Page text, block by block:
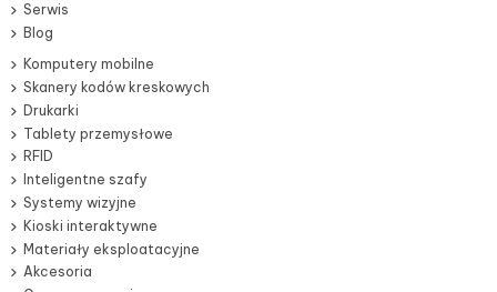
Serwis
Blog
Komputery mobilne
Skanery kodów kreskowych
Drukarki
Tablety przemysłowe
RFID
Inteligentne szafy
Systemy wizyjne
Kioski interaktywne
Materiały eksploatacyjne
Akcesoria